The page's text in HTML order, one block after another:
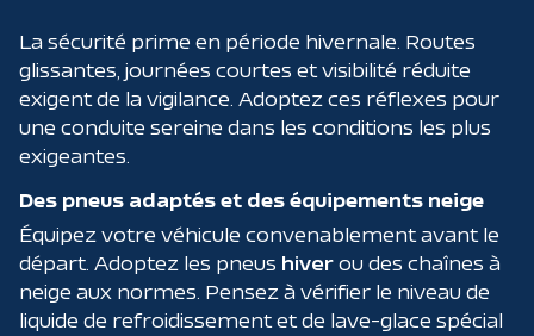
La sécurité prime en période hivernale. Routes
glissantes, journées courtes et visibilité réduite
exigent de la vigilance. Adoptez ces réflexes pour
une conduite sereine dans les conditions les plus
exigeantes.
Des pneus adaptés et des équipements neige
Équipez votre véhicule convenablement avant le
départ. Adoptez les pneus hiver ou des chaînes à
neige aux normes. Pensez à vérifier le niveau de
liquide de refroidissement et de lave-glace spécial